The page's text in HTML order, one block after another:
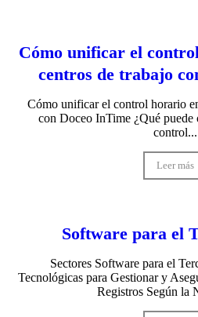
Cómo unificar el
centros de trabajo
Cómo unificar el control horario
con Doceo InTime ¿Qué puede
control...
Leer más
Software para el
Sectores Software para el
Tecnológicas para Gestionar y
Registros Según la